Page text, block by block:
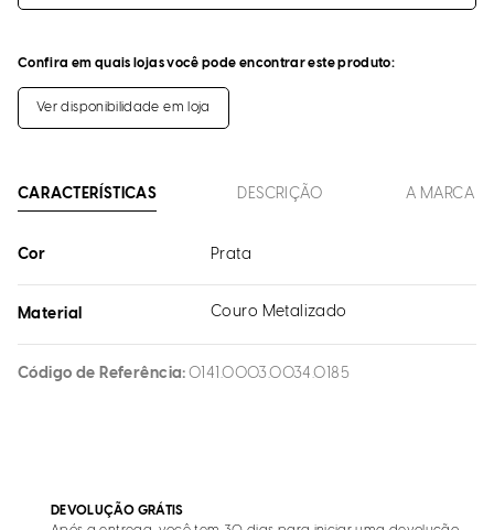
Confira em quais lojas você pode encontrar este produto:
Ver disponibilidade em loja
CARACTERÍSTICAS DESCRIÇÃO A MARCA
Cor Prata
Material Couro Metalizado
Código de Referência 0141.0003.0034.0185
DEVOLUÇÃO GRÁTIS